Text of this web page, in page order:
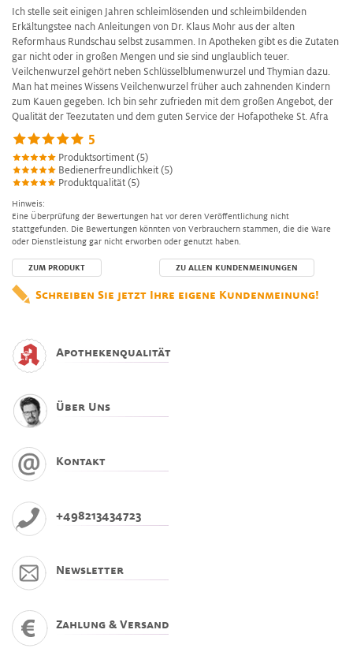
Ich stelle seit einigen Jahren schleimlösenden und schleimbildenden
Erkältungstee nach Anleitungen von Dr. Klaus Mohr aus der alten
Reformhaus Rundschau selbst zusammen. In Apotheken gibt es die Zutaten
gar nicht oder in großen Mengen und sie sind unglaublich teuer.
Veilchenwurzel gehört neben Schlüsselblumenwurzel und Thymian dazu.
Man hat meines Wissens Veilchenwurzel früher auch zahnenden Kindern
zum Kauen gegeben. Ich bin sehr zufrieden mit dem großen Angebot, der
Qualität der Teezutaten und dem guten Service der Hofapotheke St. Afra
5
Produktsortiment (5)
Bedienerfreundlichkeit (5)
Produktqualität (5)
Hinweis:
Eine Überprüfung der Bewertungen hat vor deren Veröffentlichung nicht
stattgefunden. Die Bewertungen könnten von Verbrauchern stammen, die die Ware
oder Dienstleistung gar nicht erworben oder genutzt haben.
ZUM PRODUKT ZU ALLEN KUNDENMEINUNGEN
Schreiben Sie jetzt Ihre eigene Kundenmeinung!
Apothekenqualität
Über Uns
Kontakt
+498213434723
Newsletter
Zahlung & Versand